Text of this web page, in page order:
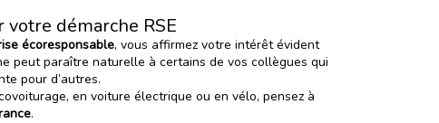
démarche RSE
écoresponsable, vous affirmez votre intérêt évident
peut paraître naturelle à certains de vos collègues qui
pour d’autres.
en voiture électrique ou en vélo, pensez à
.